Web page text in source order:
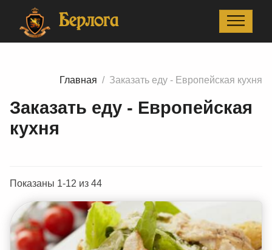
Берлога
Главная
Главная Заказать еду - Европейская кухня
Заказать еду - Европейская
кухня
Показаны 1-12 из 44